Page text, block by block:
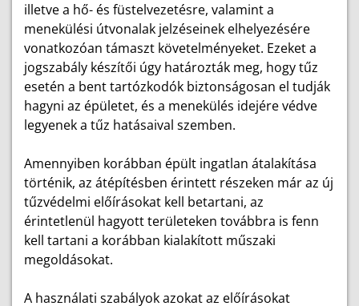
illetve a hő- és füstelvezetésre, valamint a
menekülési útvonalak jelzéseinek elhelyezésére
vonatkozóan támaszt követelményeket. Ezeket a
jogszabály készítői úgy határozták meg, hogy tűz
esetén a bent tartózkodók biztonságosan el tudják
hagyni az épületet, és a menekülés idejére védve
legyenek a tűz hatásaival szemben.
Amennyiben korábban épült ingatlan átalakítása
történik, az átépítésben érintett részeken már az új
tűzvédelmi előírásokat kell betartani, az
érintetlenül hagyott területeken továbbra is fenn
kell tartani a korábban kialakított műszaki
megoldásokat.
A használati szabályok azokat az előírásokat